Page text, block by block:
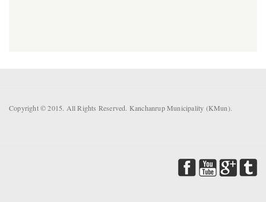
Copyright © 2015. All Rights Reserved. Kanchanrup Municipality (KMun).